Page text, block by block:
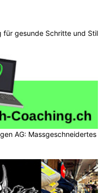
für gesunde Schritte und Stil
AG: Massgeschneidertes